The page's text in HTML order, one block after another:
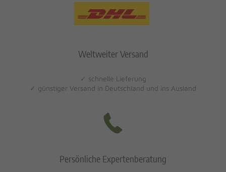
Weltweiter Versand
✓ schnelle Lieferung
✓ günstiger Versand in Deutschland und ins Ausland
Persönliche Expertenberatung